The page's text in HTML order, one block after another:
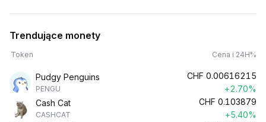
Trendujące monety
Token Cena i 24H%
Pudgy Penguins
PENGU
CHF 0.00616215
+2.70%
Cash Cat
CASHCAT
CHF 0.103879
+5.40%